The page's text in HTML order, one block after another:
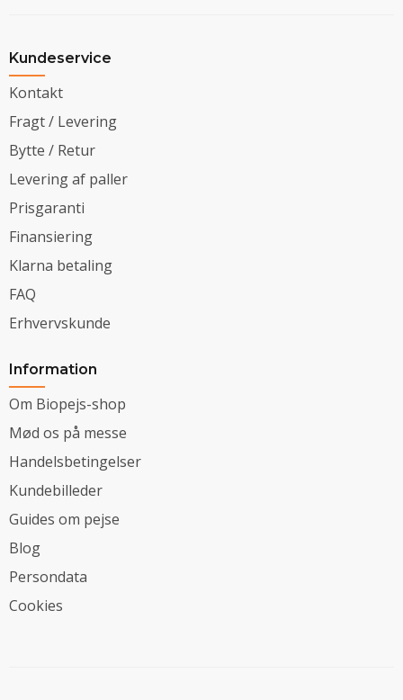
Kundeservice
Kontakt
Fragt / Levering
Bytte / Retur
Levering af paller
Prisgaranti
Finansiering
Klarna betaling
FAQ
Erhvervskunde
Information
Om Biopejs-shop
Mød os på messe
Handelsbetingelser
Kundebilleder
Guides om pejse
Blog
Persondata
Cookies